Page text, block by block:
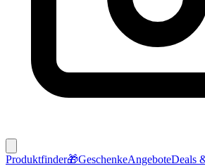
Produktfinder🎁GeschenkeAngeboteDeals